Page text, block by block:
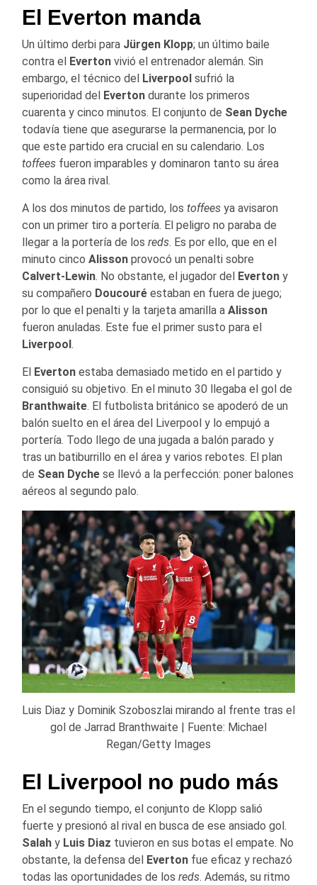
El Everton manda
Un último derbi para Jürgen Klopp; un último baile
contra el Everton vivió el entrenador alemán. Sin
embargo, el técnico del Liverpool sufrió la
superioridad del Everton durante los primeros
cuarenta y cinco minutos. El conjunto de Sean Dyche
todavía tiene que asegurarse la permanencia, por lo
que este partido era crucial en su calendario. Los
toffees fueron imparables y dominaron tanto su área
como la área rival.
A los dos minutos de partido, los toffees ya avisaron
con un primer tiro a portería. El peligro no paraba de
llegar a la portería de los reds. Es por ello, que en el
minuto cinco Alisson provocó un penalti sobre
Calvert-Lewin. No obstante, el jugador del Everton y
su compañero Doucouré estaban en fuera de juego;
por lo que el penalti y la tarjeta amarilla a Alisson
fueron anuladas. Este fue el primer susto para el
Liverpool.
El Everton estaba demasiado metido en el partido y
consiguió su objetivo. En el minuto 30 llegaba el gol de
Branthwaite. El futbolista británico se apoderó de un
balón suelto en el área del Liverpool y lo empujó a
portería. Todo llego de una jugada a balón parado y
tras un batiburrillo en el área y varios rebotes. El plan
de Sean Dyche se llevó a la perfección: poner balones
aéreos al segundo palo.
Luis Diaz y Dominik Szoboszlai mirando al frente tras el
gol de Jarrad Branthwaite | Fuente: Michael
Regan/Getty Images
El Liverpool no pudo más
En el segundo tiempo, el conjunto de Klopp salió
fuerte y presionó al rival en busca de ese ansiado gol.
Salah y Luis Diaz tuvieron en sus botas el empate. No
obstante, la defensa del
Everton fue eficaz y rechazó
todas las oportunidades de los reds. Además, su ritmo